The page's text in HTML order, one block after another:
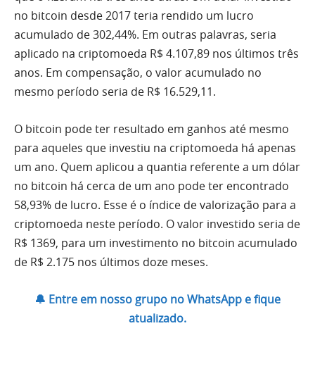
no bitcoin desde 2017 teria rendido um lucro
acumulado de 302,44%. Em outras palavras, seria
aplicado na criptomoeda R$ 4.107,89 nos últimos três
anos. Em compensação, o valor acumulado no
mesmo período seria de R$ 16.529,11.
O bitcoin pode ter resultado em ganhos até mesmo
para aqueles que investiu na criptomoeda há apenas
um ano. Quem aplicou a quantia referente a um dólar
no bitcoin há cerca de um ano pode ter encontrado
58,93% de lucro. Esse é o índice de valorização para a
criptomoeda neste período. O valor investido seria de
R$ 1369, para um investimento no bitcoin acumulado
de R$ 2.175 nos últimos doze meses.
🔔 Entre em nosso grupo no WhatsApp e fique
atualizado.